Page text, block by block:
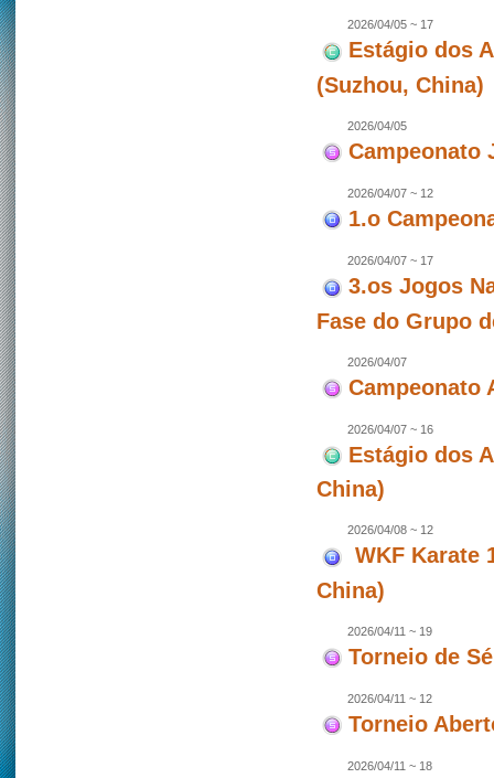
2026/04/05 ~ 17
Estágio dos
(Suzhou, China)
2026/04/05
Campeonato
2026/04/07 ~ 12
1.o
2026/04/07 ~ 17
3.os Jogos
Fase do Grupo
2026/04/07
Campeonato
2026/04/07 ~ 16
Estágio dos
China)
2026/04/08 ~ 12
WKF Karate
China)
2026/04/11 ~ 19
Torneio de
2026/04/11 ~ 12
Torneio
2026/04/11 ~ 18